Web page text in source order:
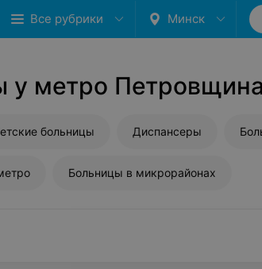
Все рубрики Минск
у метро Петровщина
больницы Диспансеры
Больницы в микрорайонах